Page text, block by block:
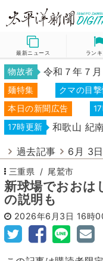
最新ニュース ラン
物故者 令和７年７
麺特集 クマの目
本日の新聞広告
17時更新 和歌山 紀
過去記事 6月 3日
三重県 尾鷲市
新球場でおお
の説明も
2026年6月3日 16時